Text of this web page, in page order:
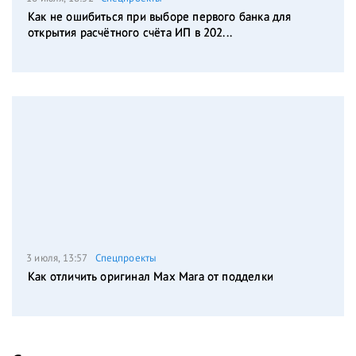
Как не ошибиться при выборе первого банка для
открытия расчётного счёта ИП в 202...
3 июля, 13:57 Спецпроекты
Как отличить оригинал Max Mara от подделки